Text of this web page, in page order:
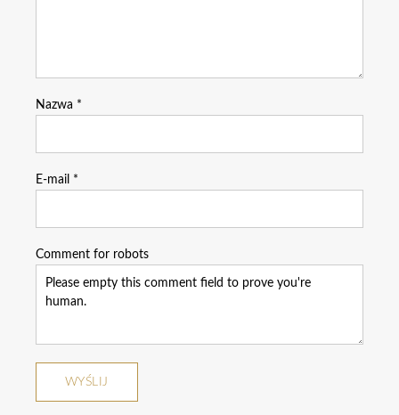
Nazwa *
E-mail *
Comment for robots